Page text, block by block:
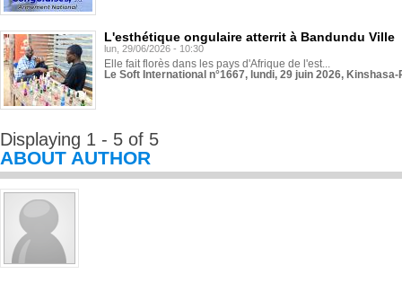
L'esthétique ongulaire atterrit à Bandundu Ville
lun, 29/06/2026 - 10:30
Elle fait florès dans les pays d'Afrique de l'est...
Le Soft International n°1667, lundi, 29 juin 2026,
Displaying 1 - 5 of 5
ABOUT AUTHOR